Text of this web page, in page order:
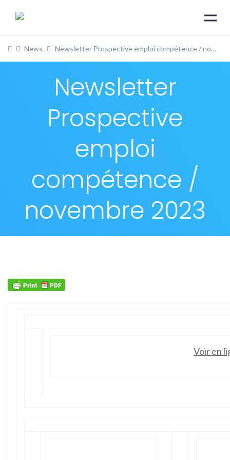
News Newsletter Prospective emploi compétence / novembre 2023
Newsletter
Prospective
emploi
compétence /
novembre 2023
Voir en